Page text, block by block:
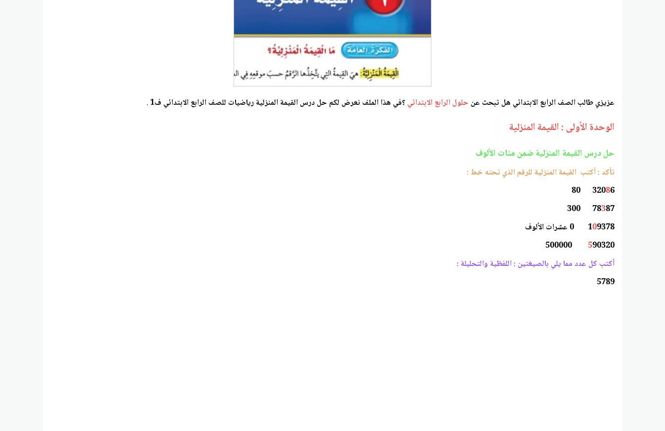
عزيزي طالب الصف الرابع الابتدائي هل تبحث عن حلول الرابع الابتدائي؟في هذا الملف نعرض لكم حل درس القيمة المنزلية رياضيات للصف الرابع الابتدائي ف1 .
الوحدة الأولى : القيمة المنزلية
حل درس القيمة المنزلية ضمن مئات الألوف
تأكد : أكتب القيمة المنزلية للرقم الذي تحته خط :
32086 80
78387 300
109378 0 عشرات الألوف
590320 500000
أكتب كل عدد مما يلي بالصيغتين : اللفظية والتحليلة :
5789